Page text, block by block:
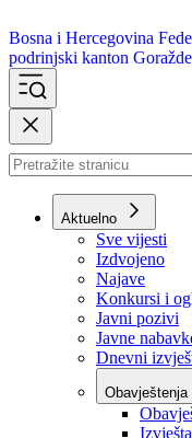
Bosna i Hercegovina
podrinjski kanton Goražde
Aktuelno
Sve vijesti
Izdvojeno
Najave
Konkursi i
Javni pozivi
Javne
Dnevni